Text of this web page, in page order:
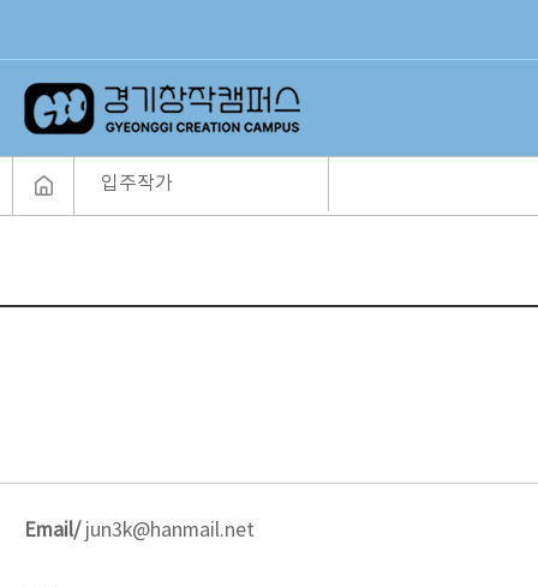
입주작가
Email/ jun3k@hanmail.net